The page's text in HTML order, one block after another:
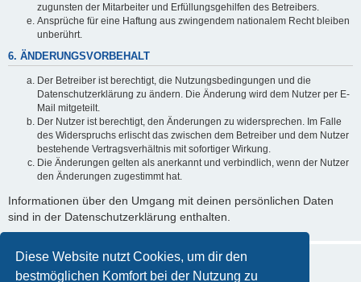
Diese Website nutzt Cookies, um dir den
bestmöglichen Komfort bei der Nutzung zu
zugunsten der Mitarbeiter und Erfüllungsgehilfen des Betreibers.
Ansprüche für eine Haftung aus zwingendem nationalem Recht bleiben
unberührt.
6. ÄNDERUNGSVORBEHALT
Der Betreiber ist berechtigt, die Nutzungsbedingungen und die
Datenschutzerklärung zu ändern. Die Änderung wird dem Nutzer per E-
Mail mitgeteilt.
Der Nutzer ist berechtigt, den Änderungen zu widersprechen. Im Falle
des Widerspruchs erlischt das zwischen dem Betreiber und dem Nutzer
bestehende Vertragsverhältnis mit sofortiger Wirkung.
Die Änderungen gelten als anerkannt und verbindlich, wenn der Nutzer
den Änderungen zugestimmt hat.
Informationen über den Umgang mit deinen persönlichen Daten
sind in der Datenschutzerklärung enthalten.